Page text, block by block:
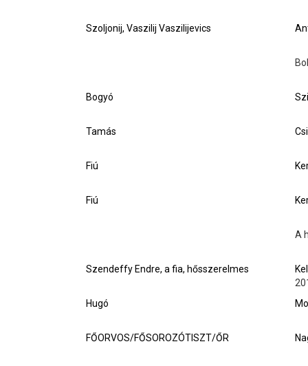
Szoljonij, Vaszilij Vaszilijevics
Bogyó
Tamás
Fiú
Fiú
A
Szendeffy Endre, a fia, hősszerelmes
Hugó
FŐORVOS/FŐSOROZÓTISZT/ŐR